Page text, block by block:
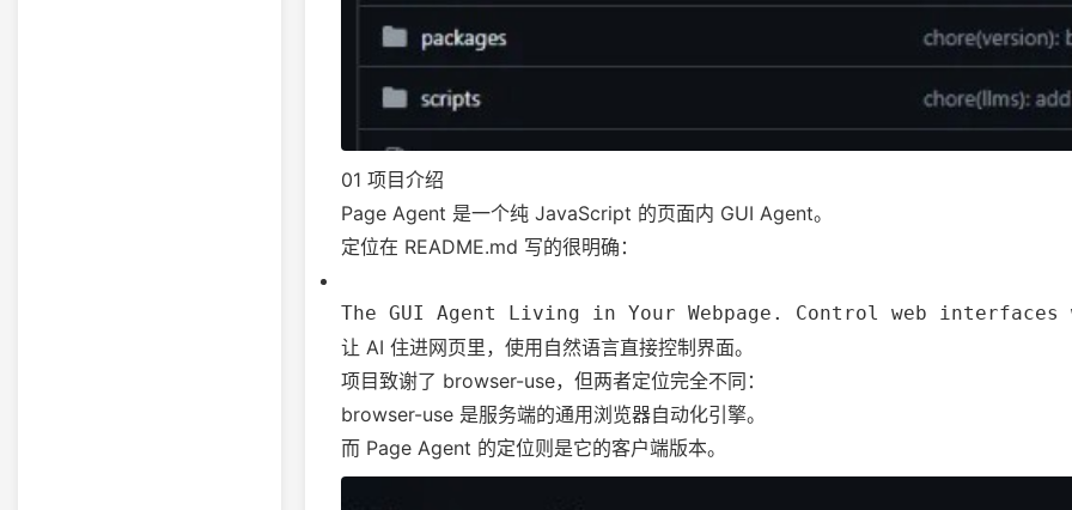
01 项目介绍
Page Agent 是一个纯 JavaScript 的页面内 GUI Agent。
定位在 README.md 写的很明确：
The GUI Agent Living in Your Webpage. Control web interfaces
让 AI 住进网页里，使用自然语言直接控制界面。
项目致谢了 browser-use，但两者定位完全不同：
browser-use 是服务端的通用浏览器自动化引擎。
而 Page Agent 的定位则是它的客户端版本。